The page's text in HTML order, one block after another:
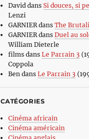
David dans Si douces, si
Lenzi
GARNIERdans The
GARNIERdans Duel au
William Dieterle
filmsdans Le Parrain 3
Coppola
Ben dans Le Parrain 3
CATÉGORIES
Cinéma africain
Cinéma américain